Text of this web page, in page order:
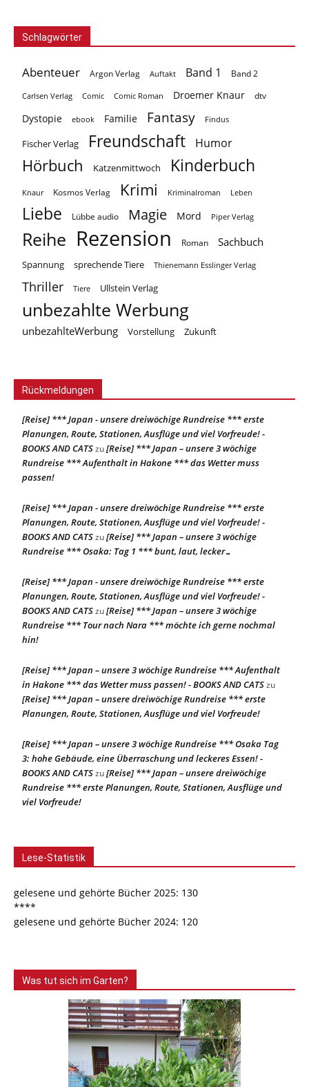
Schlagwörter
Abenteuer Argon Verlag Auftakt Band 1 Band 2
Carlsen Verlag Comic Comic Roman Droemer Knaur dtv
Dystopie ebook Familie Fantasy Findus
Fischer Verlag Freundschaft Humor
Hörbuch Katzenmittwoch Kinderbuch
Knaur Kosmos Verlag Krimi Kriminalroman Leben
Liebe Lübbe audio Magie Mord Piper Verlag
Reihe Rezension Roman Sachbuch
Spannung sprechende Tiere Thienemann Esslinger Verlag
Thriller Tiere Ullstein Verlag
unbezahlte Werbung
unbezahlteWerbung Vorstellung Zukunft
Rückmeldungen
[Reise] *** Japan - unsere dreiwöchige Rundreise *** erste
Planungen, Route, Stationen, Ausflüge und viel Vorfreude! -
BOOKS AND CATSzu[Reise] *** Japan – unsere 3 wöchige
Rundreise *** Aufenthalt in Hakone *** das Wetter muss
passen!
[Reise] *** Japan - unsere dreiwöchige Rundreise *** erste
Planungen, Route, Stationen, Ausflüge und viel Vorfreude! -
BOOKS AND CATSzu[Reise] *** Japan – unsere 3 wöchige
Rundreise *** Osaka: Tag 1 *** bunt, laut, lecker…
[Reise] *** Japan - unsere dreiwöchige Rundreise *** erste
Planungen, Route, Stationen, Ausflüge und viel Vorfreude! -
BOOKS AND CATSzu[Reise] *** Japan – unsere 3 wöchige
Rundreise *** Tour nach Nara *** möchte ich gerne nochmal
hin!
[Reise] *** Japan – unsere 3 wöchige Rundreise *** Aufenthalt
in Hakone *** das Wetter muss passen! - BOOKS AND CATSzu
[Reise] *** Japan – unsere dreiwöchige Rundreise *** erste
Planungen, Route, Stationen, Ausflüge und viel Vorfreude!
[Reise] *** Japan – unsere 3 wöchige Rundreise *** Osaka Tag
3: hohe Gebäude, eine Überraschung und leckeres Essen! -
BOOKS AND CATSzu[Reise] *** Japan – unsere dreiwöchige
Rundreise *** erste Planungen, Route, Stationen, Ausflüge und
viel Vorfreude!
Lese-Statistik
gelesene und gehörte Bücher 2025: 130
****
gelesene und gehörte Bücher 2024: 120
Was tut sich im Garten?